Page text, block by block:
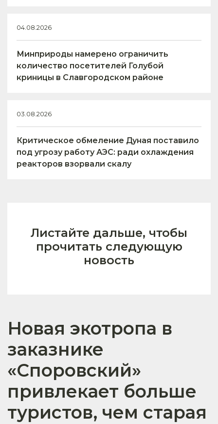
04.08.2026
Минприроды намерено ограничить
количество посетителей Голубой
криницы в Славгородском районе
03.08.2026
Критическое обмеление Дуная поставило
под угрозу работу АЭС: ради охлаждения
реакторов взорвали скалу
Листайте дальше, чтобы
прочитать следующую
новость
Новая экотропа в
заказнике
«Споровский»
привлекает больше
туристов, чем старая